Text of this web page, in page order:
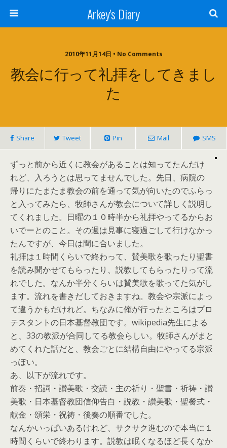
Arkey's Diary
2010年11月14日 • No Comments
教会に行って礼拝をしてきまし
た
Share Tweet Pin Mail SMS
ずっと前から近くに教会があることは知ってたんだけ
れど、入ろうとは思ってませんでした。先日、病院の
帰りにたまたま教会の前を通って気が向いたのでふらっ
と入ってみたら、牧師さんが教会について詳しく説明し
てくれました。日曜の１０時半から礼拝やってるからお
いでーとのこと。その週は見事に寝過ごして行けなかっ
たんですが、今日は間に合いました。
礼拝は１時間くらいで終わって、賛美歌を歌ったり聖書
を読み聞かせてもらったり、説教してもらったりって流
れでした。なんか半分くらいは賛美歌を歌ってた気がし
ます。流れを書きだしておきますね。教会や宗派によっ
て違うかもだけれど。ちなみに俺が行ったところはプロ
テスタントの日本基督教団です。wikipedia先生による
と、33の教派が合同してる教会らしい。牧師さんがまと
めてくれた話だと、教会ごとに結構自由にやってる宗派
っぽい。
あ、以下が流れです。
前奏・招詞・讃美歌・交読・主の祈り・聖書・祈祷・讃
美歌・日本基督教団信仰告白・説教・讃美歌・聖餐式・
献金・頌栄・祝祷・後奏の順番でした。
なんかいっぱいあるけれど、サクサク進むので本当に１
時間くらいで終わります。説教は眠くなるほど長くなか